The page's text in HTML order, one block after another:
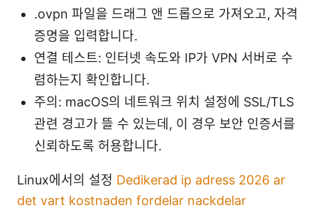
.ovpn 파일을 드래그 앤 드롭으로 가져오고, 자격
증명을 입력합니다.
연결 테스트: 인터넷 속도와 IP가 VPN 서버로 수
렴하는지 확인합니다.
주의: macOS의 네트워크 위치 설정에 SSL/TLS
관련 경고가 뜰 수 있는데, 이 경우 보안 인증서를
신뢰하도록 허용합니다.
Linux에서의 설정 Dedikerad ip adress 2026 ar
det vart kostnaden fordelar nackdelar